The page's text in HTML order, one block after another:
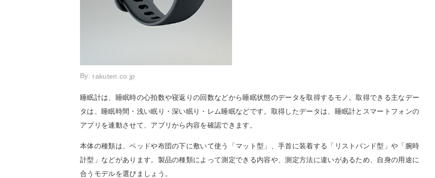
By: rakuten.co.jp
睡眠計は、睡眠時の心拍数や寝返りの回数などから睡眠状態のデータを取得するモノ。取得できる主なデー
タは、睡眠時間・浅い眠り・深い眠り・レム睡眠などです。取得したデータは、睡眠計とスマートフォンの
アプリを連動させて、アプリから内容を確認できます。
本体の種類は、ベッドや布団の下に敷いて使う「マット型」、手首に装着する「リストバンド型」や「腕時
計型」などがあります。製品の種類によって測定できる内容や、測定方法に違いがあるため、自身の用途に
合うモデルを選びましょう。